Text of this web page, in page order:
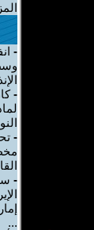
-
-
-
-
...